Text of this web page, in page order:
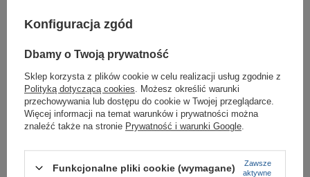
Leaflet|©OpenStreetMapcontributors
Butomania
Kościuszki 27b
85-079 Bydgoszcz
Konfiguracja zgód
Dbamy o Twoją prywatność
Sklep korzysta z plików cookie w celu realizacji usług zgodnie z
Polityką dotyczącą cookies . Możesz określić warunki
przechowywania lub dostępu do cookie w Twojej przeglądarce.
Więcej informacji na temat warunków i prywatności można
znaleźć także na stronie Prywatność i warunki Google
Funkcjonalne pliki cookie (wymagane)
Zawsze
aktywne